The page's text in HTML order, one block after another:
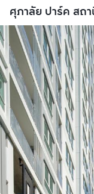
ศุภาลัย ปาร์ค สถ